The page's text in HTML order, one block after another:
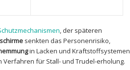
, der späteren
senkten das Personenrisiko,
in Lacken ⁢und Kraftstoffsystemen
für Stall- und⁣ Trudel-erholung.